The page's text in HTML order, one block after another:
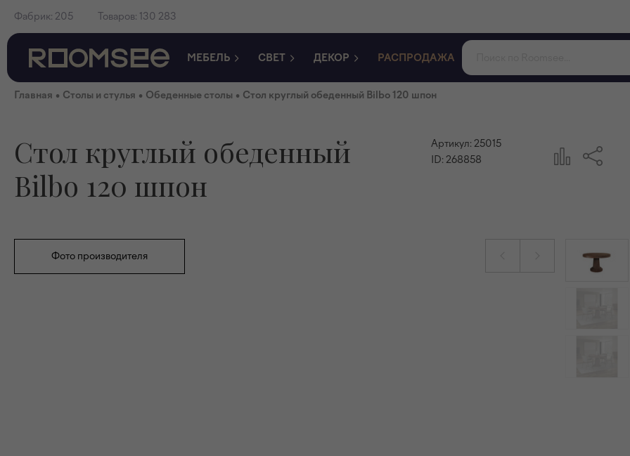
Фабрик: 205 Товаров: 130 283
МЕБЕЛЬ СВЕТ ДЕКОР РАСПРОДАЖА
Главная • Столы и стулья • Обеденные столы • Стол круглый обеденный Bilbo 120 шпон
Стол круглый обеденный
Bilbo 120 шпон
Артикул: 25015
ID: 268858
Фото производителя